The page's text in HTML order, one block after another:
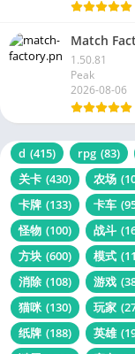
Match
1.50.81
Peak
2026-08-06
d (415) rpg (83)
关卡 (430) 农场
卡牌 (133) 卡车
怪物 (100) 战斗
方块 (600) 模式
消除 (108) 游戏
猫咪 (130) 玩家
纸牌 (188) 英雄